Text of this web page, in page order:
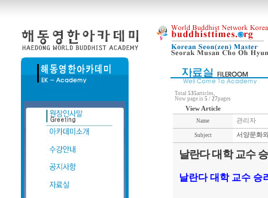
Total 535articles,
Now page is 5 / 27pages
View Article
Name 관리자
Subject 서양문화
날란다 대학 교수
날란다 대학 교수 승